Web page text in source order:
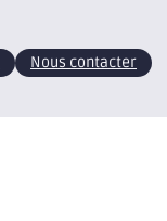
Nous contacter